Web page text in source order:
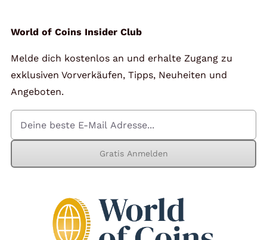
Kontakt
Mein Konto
Warenkorb
World of Coins Insider Club
Melde dich kostenlos an und erhalte Zugang zu
exklusiven Vorverkäufen, Tipps, Neuheiten und
Angeboten.
Gratis Anmelden